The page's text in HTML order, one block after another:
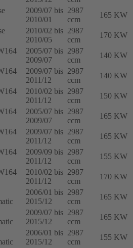
2009/07 bis
2010/01
2987
ccm
165 KW
2010/02 bis
2010/05
2987
ccm
170 KW
2005/07 bis
2009/07
2987
ccm
140 KW
2009/07 bis
2011/12
2987
ccm
140 KW
2010/02 bis
2011/12
2987
ccm
150 KW
2005/07 bis
2009/07
2987
ccm
165 KW
2009/07 bis
2011/12
2987
ccm
165 KW
2009/09 bis
2011/12
2987
ccm
155 KW
2010/02 bis
2011/12
2987
ccm
170 KW
2006/01 bis
2015/12
2987
ccm
165 KW
2009/07 bis
2015/12
2987
ccm
165 KW
2006/01 bis
2015/12
2987
ccm
155 KW